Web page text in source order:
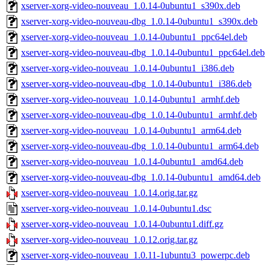
xserver-xorg-video-nouveau_1.0.14-0ubuntu1_s390x.deb
xserver-xorg-video-nouveau-dbg_1.0.14-0ubuntu1_s390x.deb
xserver-xorg-video-nouveau_1.0.14-0ubuntu1_ppc64el.deb
xserver-xorg-video-nouveau-dbg_1.0.14-0ubuntu1_ppc64el.deb
xserver-xorg-video-nouveau_1.0.14-0ubuntu1_i386.deb
xserver-xorg-video-nouveau-dbg_1.0.14-0ubuntu1_i386.deb
xserver-xorg-video-nouveau_1.0.14-0ubuntu1_armhf.deb
xserver-xorg-video-nouveau-dbg_1.0.14-0ubuntu1_armhf.deb
xserver-xorg-video-nouveau_1.0.14-0ubuntu1_arm64.deb
xserver-xorg-video-nouveau-dbg_1.0.14-0ubuntu1_arm64.deb
xserver-xorg-video-nouveau_1.0.14-0ubuntu1_amd64.deb
xserver-xorg-video-nouveau-dbg_1.0.14-0ubuntu1_amd64.deb
xserver-xorg-video-nouveau_1.0.14.orig.tar.gz
xserver-xorg-video-nouveau_1.0.14-0ubuntu1.dsc
xserver-xorg-video-nouveau_1.0.14-0ubuntu1.diff.gz
xserver-xorg-video-nouveau_1.0.12.orig.tar.gz
xserver-xorg-video-nouveau_1.0.11-1ubuntu3_powerpc.deb